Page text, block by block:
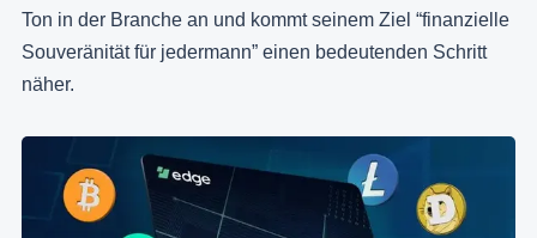
Ton in der Branche an und kommt seinem Ziel “finanzielle
Souveränität für jedermann” einen bedeutenden Schritt
näher.